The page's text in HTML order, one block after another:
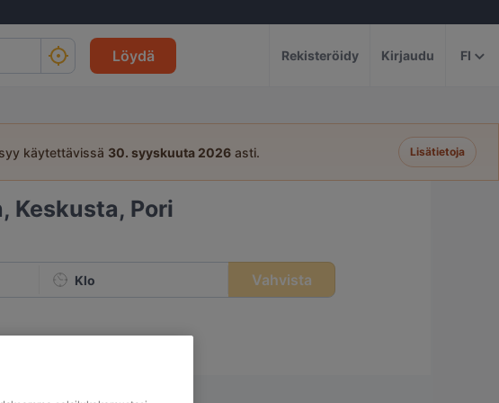
Löydä Rekisteröidy Kirjaudu FI
käytettävissä 30. syyskuuta 2026 asti. Lisätietoja
Keskusta, Pori
Klo Vahvista